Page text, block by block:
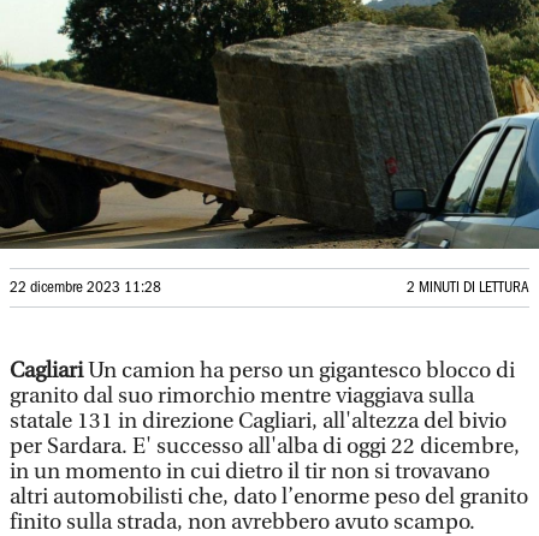
22 dicembre 2023 11:28 2 MINUTI DI LETTURA
CagliariUn camion ha perso un gigantesco blocco di
granito dal suo rimorchio mentre viaggiava sulla
statale 131 in direzione Cagliari, all'altezza del bivio
per Sardara. E' successo all'alba di oggi 22 dicembre,
in un momento in cui dietro il tir non si trovavano
altri automobilisti che, dato l’enorme peso del granito
finito sulla strada, non avrebbero avuto scampo.